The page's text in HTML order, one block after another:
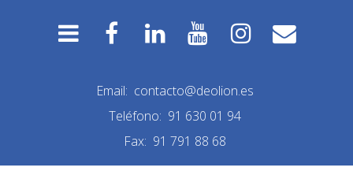
Email: contacto@deolion.es
Teléfono: 91 630 01 94
Fax: 91 791 88 68